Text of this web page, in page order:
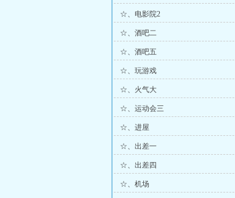
☆、电影院2
☆、酒吧二
☆、酒吧五
☆、玩游戏
☆、火气大
☆、运动会三
☆、进屋
☆、出差一
☆、出差四
☆、机场